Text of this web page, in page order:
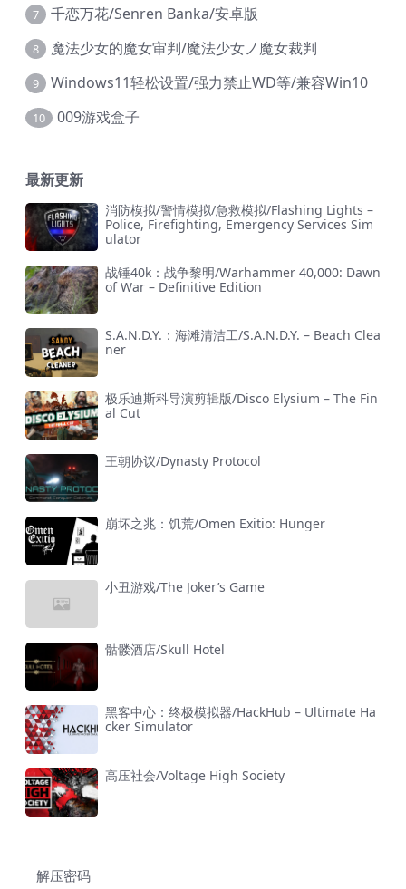
7 千恋万花/Senren Banka/安卓版
8 魔法少女的魔女审判/魔法少女ノ魔女裁判
9 Windows11轻松设置/强力禁止WD等/兼容Win10
10 009游戏盒子
最新更新
消防模拟/警情模拟/急救模拟/Flashing Lights –
Police, Firefighting, Emergency Services Sim
ulator
战锤40k：战争黎明/Warhammer 40,000: Dawn
of War – Definitive Edition
S.A.N.D.Y.：海滩清洁工/S.A.N.D.Y. – Beach Clea
ner
极乐迪斯科导演剪辑版/Disco Elysium – The Fin
al Cut
王朝协议/Dynasty Protocol
崩坏之兆：饥荒/Omen Exitio: Hunger
小丑游戏/The Joker’s Game
骷髅酒店/Skull Hotel
黑客中心：终极模拟器/HackHub – Ultimate Ha
cker Simulator
高压社会/Voltage High Society
解压密码